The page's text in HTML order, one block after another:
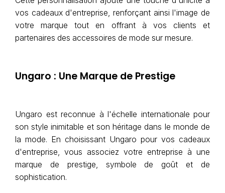
vos cadeaux d'entreprise, renforçant ainsi l'image de
votre marque tout en offrant à vos clients et
partenaires des accessoires de mode sur mesure.
Ungaro : Une Marque de Prestige
Ungaro est reconnue à l'échelle internationale pour
son style inimitable et son héritage dans le monde de
la mode. En choisissant Ungaro pour vos cadeaux
d'entreprise, vous associez votre entreprise à une
marque de prestige, symbole de goût et de
sophistication.